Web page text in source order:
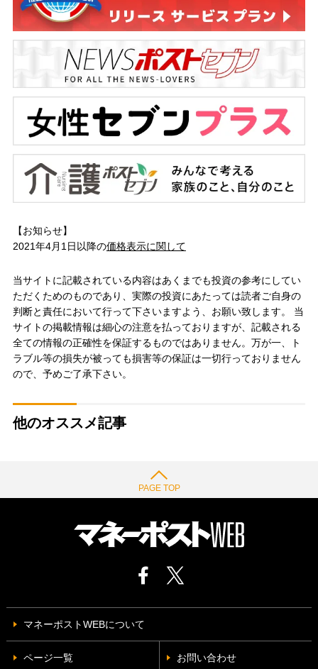
【お知らせ】
2021年4月1日以降の価格表示に関して
当サイトに記載されている内容はあくまでも投資の参考にしてい
ただくためのものであり、実際の投資にあたっては読者ご自身の
判断と責任において行って下さいますよう、お願い致します。 当
サイトの掲載情報は細心の注意を払っておりますが、記載される
全ての情報の正確性を保証するものではありません。万が一、ト
ラブル等の損失が被っても損害等の保証は一切行っておりません
ので、予めご了承下さい。
他のオススメ記事
PAGE TOP
マネーポストWEBについて
ページ一覧 お問い合わせ